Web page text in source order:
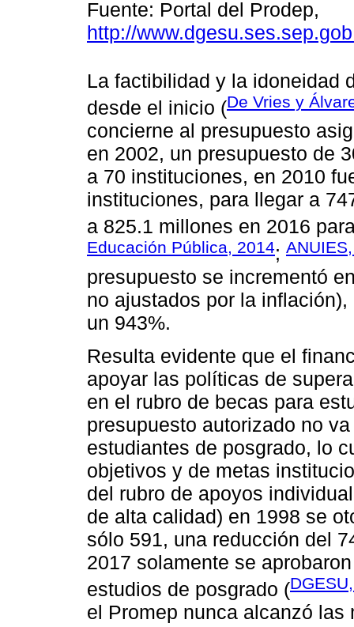
Fuente: Portal del Prodep,
http://
La factibilidad y la idoneidad
desde el inicio (De Vries y
concierne al presupuesto
en 2002, un presupuesto de
a 70 instituciones, en 2010
instituciones, para llegar a
a 825.1 millones en 2016
Educación Pública, 2014;
presupuesto se incrementó
no ajustados por la
un 943%.
Resulta evidente que el
apoyar las políticas de
en el rubro de becas para
presupuesto autorizado no
estudiantes de posgrado, lo
objetivos y de metas
del rubro de apoyos
de alta calidad) en 1998 se
sólo 591, una reducción del
2017 solamente se
estudios de posgrado (
el Promep nunca alcanzó